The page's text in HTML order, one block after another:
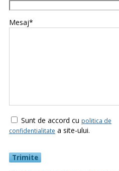
Mesaj*
Sunt de accord cu politica de
confidentialitate a site-ului.